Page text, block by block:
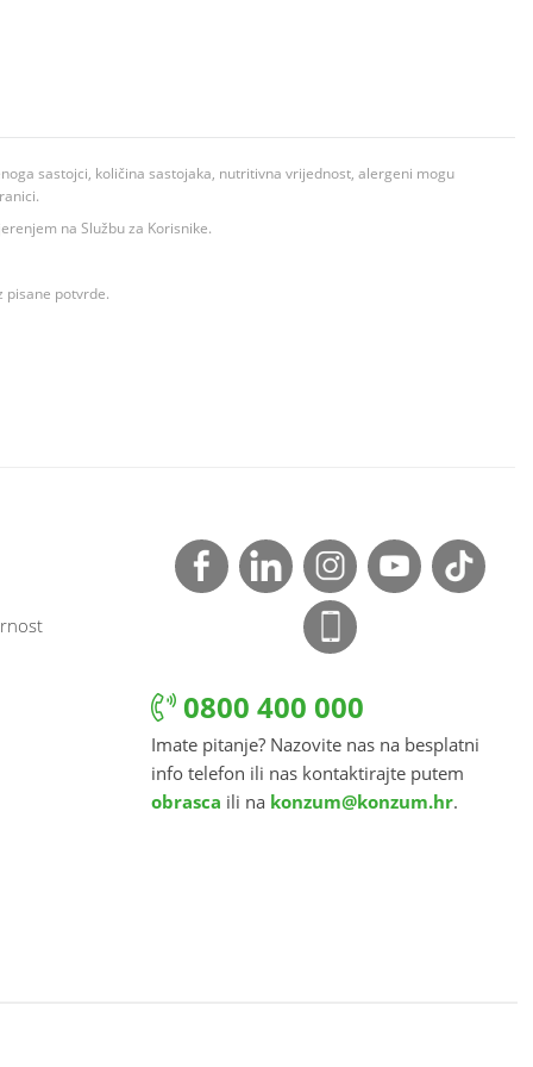
sastojci, količina sastojaka, nutritivna vrijednost, alergeni mogu
na Službu za Korisnike.
pisane potvrde.
0800 400 000
Imate pitanje? Nazovite nas na besplatni
info telefon ili nas kontaktirajte putem
obrasca ili na konzum@konzum.hr.